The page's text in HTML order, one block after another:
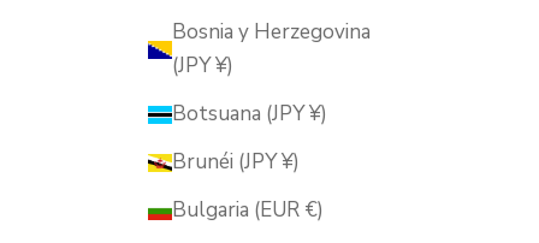
Bosnia y Herzegovina
(JPY ¥)
Botsuana (JPY ¥)
Brunéi (JPY ¥)
Bulgaria (EUR €)